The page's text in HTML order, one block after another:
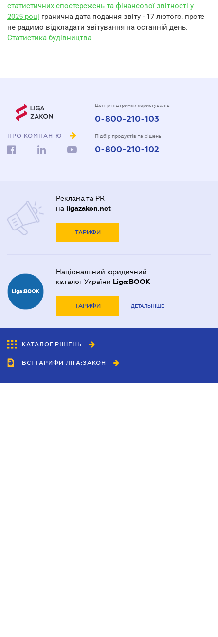
статистичних спостережень та фінансової звітності у
2025 році гранична дата подання звіту - 17 лютого, проте
не радимо відкладати звітування на останній день.
Статистика будівництва
ПРО КОМПАНІЮ
Центр підтримки користувачів
0-800-210-103
Підбір продуктів та рішень
0-800-210-102
Реклама та PR
на ligazakon.net
ТАРИФИ
Національний юридичний
каталог України Liga:BOOK
ТАРИФИ ДЕТАЛЬНІШЕ
КАТАЛОГ РІШЕНЬ
ВСІ ТАРИФИ ЛІГА:ЗАКОН